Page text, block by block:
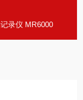
录仪 MR6000